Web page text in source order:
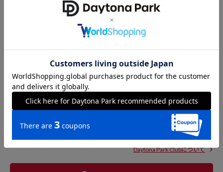
Daytona Park Clubについて